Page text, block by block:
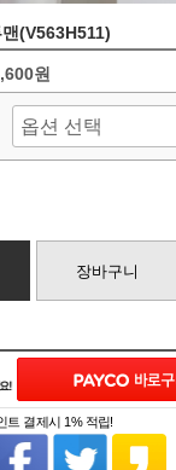
(V563H511)
원
장바구니
트 결제시 1% 적립!